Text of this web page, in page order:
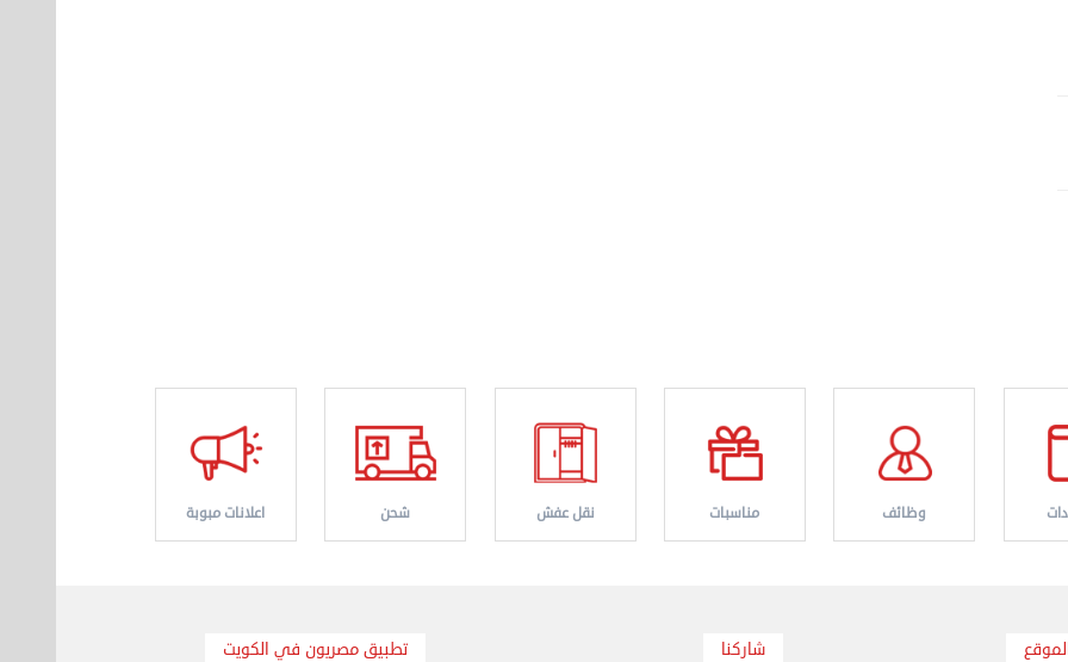
وظائف مناسبات نقل عفش شحن اعلانات مبوبة
تطبيق مصريون في الكويت شاركنا